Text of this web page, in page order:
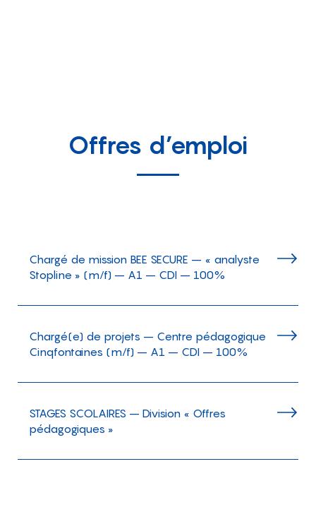
Offres d’emploi
Chargé de mission BEE SECURE – « analyste
Stopline » (m/f) – A1 – CDI – 100%
Chargé(e) de projets – Centre pédagogique
Cinqfontaines (m/f) – A1 – CDI – 100%
STAGES SCOLAIRES – Division « Offres
pédagogiques »